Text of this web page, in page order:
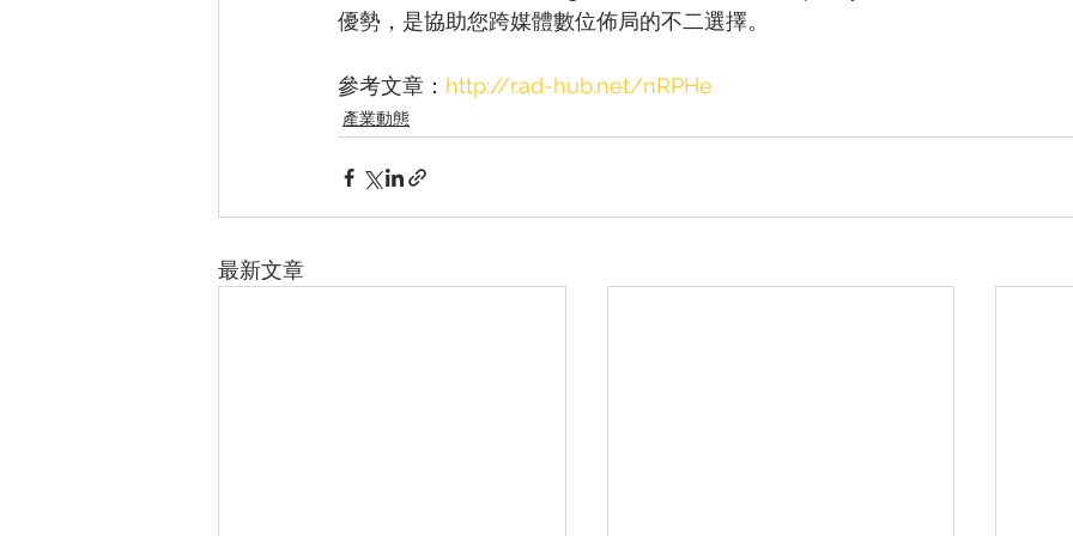
優勢，是協助您跨媒體數位佈局的不二選擇。
參考文章： http://r.ad-hub.net/nRPHe
產業動態
最新文章